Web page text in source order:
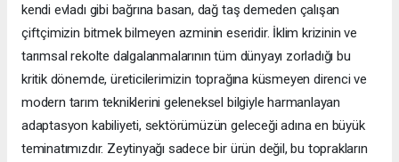
kendi evladı gibi bağrına basan, dağ taş demeden çalışan
çiftçimizin bitmek bilmeyen azminin eseridir. İklim krizinin ve
tarımsal rekolte dalgalanmalarının tüm dünyayı zorladığı bu
kritik dönemde, üreticilerimizin toprağına küsmeyen direnci ve
modern tarım tekniklerini geleneksel bilgiyle harmanlayan
adaptasyon kabiliyeti, sektörümüzün geleceği adına en büyük
teminatımızdır. Zeytinyağı sadece bir ürün değil, bu toprakların